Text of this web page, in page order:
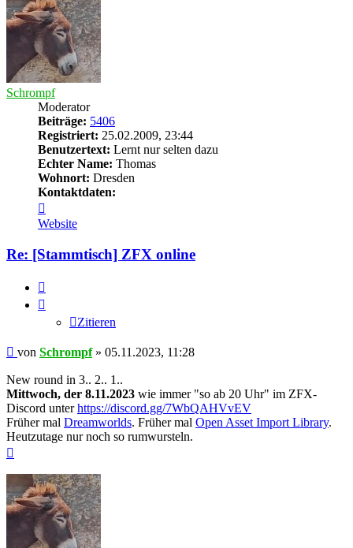
Schrompf
Moderator
Beiträge: 5406
Registriert: 25.02.2009, 23:44
Benutzertext: Lernt nur selten dazu
Echter Name: Thomas
Wohnort: Dresden
Kontaktdaten:
von
Schrompf
Website
Re: [Stammtisch] ZFX online
Zitieren
Beitrag
von Schrompf» 05.11.2023, 11:28
New round in 3.. 2.. 1..
Mittwoch, der 8.11.2023 wie immer "so ab 20 Uhr" im ZFX-
Discord unterhttps://discord.gg/7WbQAHVvEV
Früher mal Dreamworlds. Früher mal Open Asset Import Library.
Heutzutage nur noch so rumwursteln.